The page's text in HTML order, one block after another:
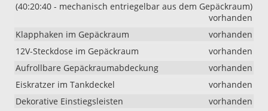
(40:20:40 - mechanisch entriegelbar aus dem Gepäckraum)
vorhanden
Klapphaken im Gepäckraum
vorhanden
12V-Steckdose im Gepäckraum
vorhanden
Aufrollbare Gepäckraumabdeckung
vorhanden
Eiskratzer im Tankdeckel
vorhanden
Dekorative Einstiegsleisten
vorhanden